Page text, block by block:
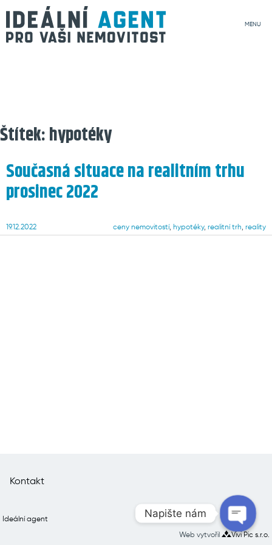
MENU
Štítek:hypotéky
Současná situace na realitním trhu
prosinec 2022
Posted
19.12.2022 Tags
ceny nemovitostí, hypotéky, realitní trh, reality
Kontakt
Ideální agent
Web vytvořil
Vivi Pic s.r.o.
Napište nám
Open